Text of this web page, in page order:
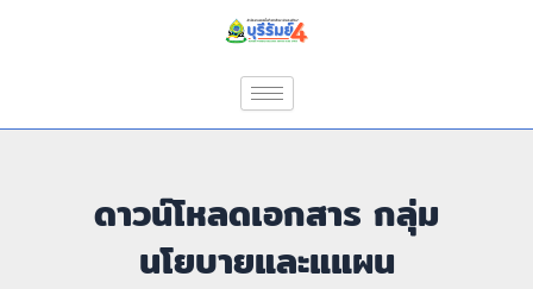
ดาวน์โหลดเอกสาร กลุ่ม
นโยบายและแแผน